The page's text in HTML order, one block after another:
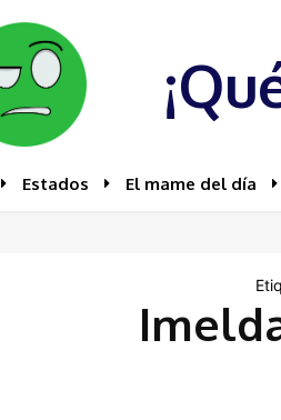
Estados El mame del día